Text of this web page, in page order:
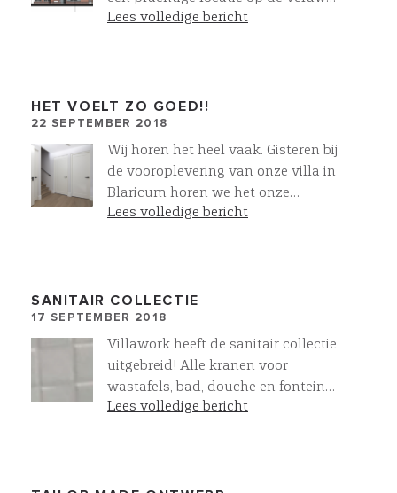
Een droom!
Lees volledige bericht
HET VOELT ZO GOED!!
22 SEPTEMBER 2018
Wij horen het heel vaak. Gisteren bij
de vooroplevering van onze villa in
Blaricum horen we het onze
opdrachtgevers weer zeggen "Het
Lees volledige bericht
SANITAIR COLLECTIE
17 SEPTEMBER 2018
Villawork heeft de sanitair collectie
uitgebreid! Alle kranen voor
wastafels, bad, douche en fontein
zijn als op- en inbouwkranen te
Lees volledige bericht